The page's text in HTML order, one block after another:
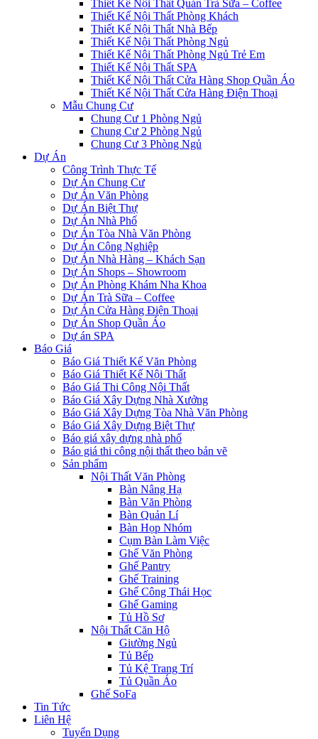
Thiết Kế Nội Thất Quán Trà Sữa – Coffee
Thiết Kế Nội Thất Phòng Khách
Thiết Kế Nội Thất Nhà Bếp
Thiết Kế Nội Thất Phòng Ngủ
Thiết Kế Nội Thất Phòng Ngủ Trẻ Em
Thiết Kế Nội Thất SPA
Thiết Kế Nội Thất Cửa Hàng Shop Quần Áo
Thiết Kế Nội Thất Cửa Hàng Điện Thoại
Mẫu Chung Cư
Chung Cư 1 Phòng Ngủ
Chung Cư 2 Phòng Ngủ
Chung Cư 3 Phòng Ngủ
Dự Án
Công Trình Thực Tế
Dự Án Chung Cư
Dự Án Văn Phòng
Dự Án Biệt Thự
Dự Án Nhà Phố
Dự Án Tòa Nhà Văn Phòng
Dự Án Công Nghiệp
Dự Án Nhà Hàng – Khách Sạn
Dự Án Shops – Showroom
Dự Án Phòng Khám Nha Khoa
Dự Án Trà Sữa – Coffee
Dự Án Cửa Hàng Điện Thoại
Dự Án Shop Quần Áo
Dự án SPA
Báo Giá
Báo Giá Thiết Kế Văn Phòng
Báo Giá Thiết Kế Nội Thất
Báo Giá Thi Công Nội Thất
Báo Giá Xây Dựng Nhà Xưởng
Báo Giá Xây Dựng Tòa Nhà Văn Phòng
Báo Giá Xây Dựng Biệt Thự
Báo giá xây dựng nhà phố
Báo giá thi công nội thất theo bản vẽ
Sản phẩm
Nội Thất Văn Phòng
Bàn Nâng Hạ
Bàn Văn Phòng
Bàn Quản Lí
Bàn Họp Nhóm
Cụm Bàn Làm Việc
Ghế Văn Phòng
Ghế Pantry
Ghế Training
Ghế Công Thái Học
Ghế Gaming
Tủ Hồ Sơ
Nội Thất Căn Hộ
Giường Ngủ
Tủ Bếp
Tủ Kệ Trang Trí
Tủ Quần Áo
Ghế SoFa
Tin Tức
Liên Hệ
Tuyển Dụng